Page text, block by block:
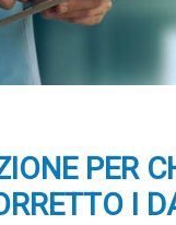
PER
I